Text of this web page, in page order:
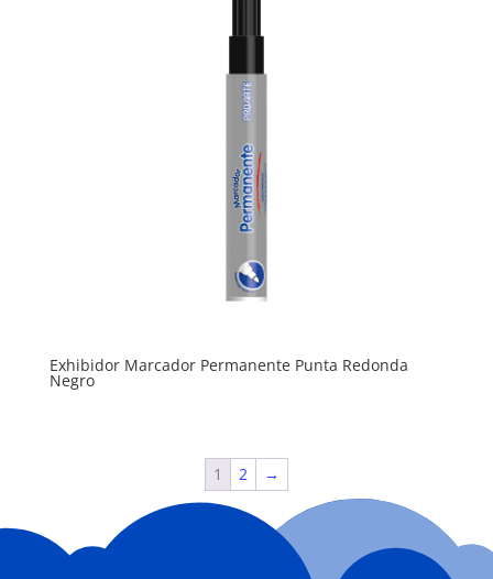
Exhibidor Marcador Permanente Punta Redonda
Negro
1 2 →